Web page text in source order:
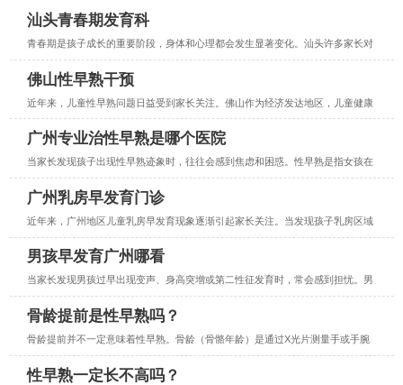
汕头青春期发育科
青春期是孩子成长的重要阶段，身体和心理都会发生显著变化。汕头许多家长对
佛山性早熟干预
近年来，儿童性早熟问题日益受到家长关注。佛山作为经济发达地区，儿童健康
广州专业治性早熟是哪个医院
当家长发现孩子出现性早熟迹象时，往往会感到焦虑和困惑。性早熟是指女孩在
广州乳房早发育门诊
近年来，广州地区儿童乳房早发育现象逐渐引起家长关注。当发现孩子乳房区域
男孩早发育广州哪看
当家长发现男孩过早出现变声、身高突增或第二性征发育时，常会感到担忧。男
骨龄提前是性早熟吗？
骨龄提前并不一定意味着性早熟。骨龄（骨骼年龄）是通过X光片测量手或手腕
性早熟一定长不高吗？